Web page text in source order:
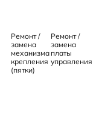
Ремонт /
замена
механизма
крепления
(пятки)
Ремонт /
замена
платы
управления